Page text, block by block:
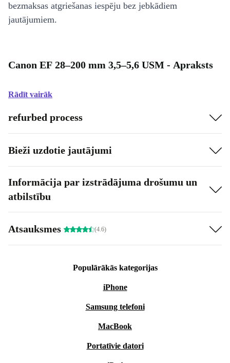
bezmaksas atgriešanas iespēju bez jebkādiem
jautājumiem.
Canon EF 28–200 mm 3,5–5,6 USM - Apraksts
Rādīt vairāk
refurbed process
Bieži uzdotie jautājumi
Informācija par izstrādājuma drošumu un
atbilstību
Atsauksmes (4.6)
Populārākās kategorijas
iPhone
Samsung telefoni
MacBook
Portatīvie datori